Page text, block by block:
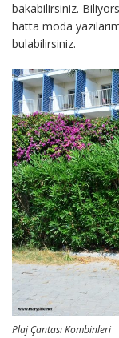
bakabilirsiniz.
hatta moda
bulabilirsiniz.
Plaj Çantası Kombinleri